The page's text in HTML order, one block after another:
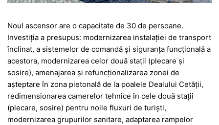
Noul ascensor are o capacitate de 30 de persoane.
Investiția a presupus: modernizarea instalației de transport
înclinat, a sistemelor de comandă și siguranța funcțională a
acestora, modernizarea celor două stații (plecare și
sosire), amenajarea și refuncționalizarea zonei de
așteptare în zona pietonală de la poalele Dealului Cetății,
redimensionarea camerelor tehnice în cele două stații
(plecare, sosire) pentru noile fluxuri de turiști,
modernizarea grupurilor sanitare, adaptarea rampelor